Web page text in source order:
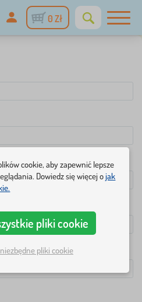
0 Zł
cookie, aby zapewnić lepsze
Dowiedz się więcej ojak
pliki cookie
pliki cookie